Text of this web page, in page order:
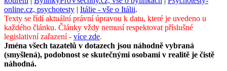
online.cz, psychotesty | Itálie - vše o Itálii.
Texty se řídí aktuální právní úpravou k datu, které je uvedeno u
každého článku. Články vždy nemusí respektovat příslušné
legislativní zařazení - více zde.
Jména všech tazatelů v dotazech jsou náhodně vybraná
(smyšlená), podobnost se skutečnými osobami v realitě je čistě
náhodná.